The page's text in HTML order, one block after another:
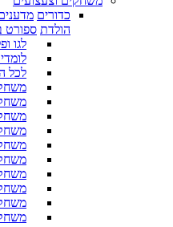
כדורים
הולדת ספורט
לגו
לכל